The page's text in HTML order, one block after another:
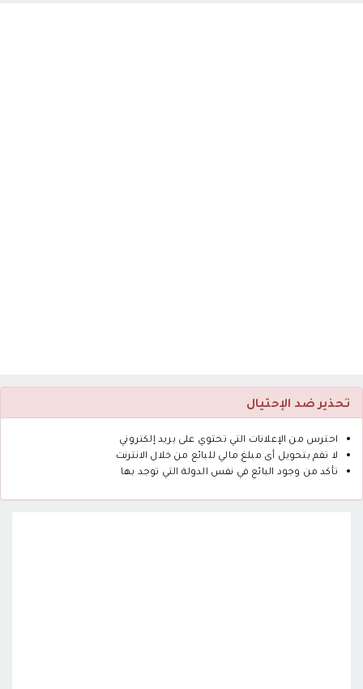
تحذير ضد الإحتيال
احترس من الإعلانات التي تحتوي على بريد إلكتروني
لا تقم بتحويل أى مبلغ مالي للبائع من خلال الانترنت
تأكد من وجود البائع في نفس الدولة التي توجد بها